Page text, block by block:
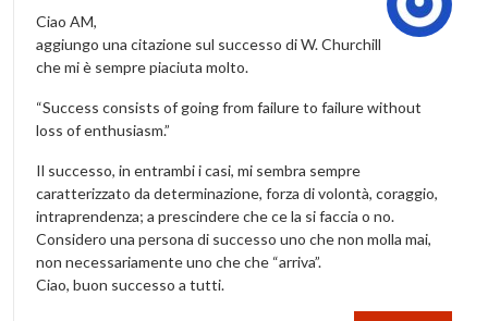
Ciao AM,
aggiungo una citazione sul successo di W. Churchill
che mi è sempre piaciuta molto.
“Success consists of going from failure to failure without
loss of enthusiasm.”
Il successo, in entrambi i casi, mi sembra sempre
caratterizzato da determinazione, forza di volontà, coraggio,
intraprendenza; a prescindere che ce la si faccia o no.
Considero una persona di successo uno che non molla mai,
non necessariamente uno che che “arriva”.
Ciao, buon successo a tutti.